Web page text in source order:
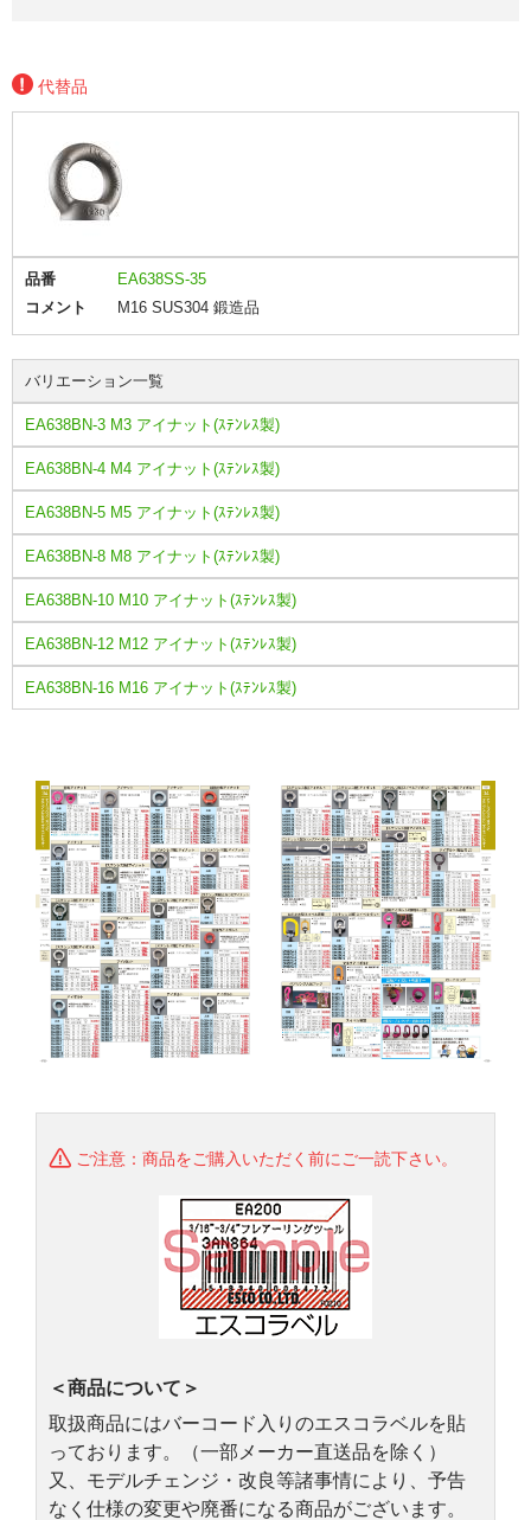
代替品
品番
EA638SS-35
コメント
M16 SUS304 鍛造品
バリエーション一覧
EA638BN-3 M3 アイナット(ｽﾃﾝﾚｽ製)
EA638BN-4 M4 アイナット(ｽﾃﾝﾚｽ製)
EA638BN-5 M5 アイナット(ｽﾃﾝﾚｽ製)
EA638BN-8 M8 アイナット(ｽﾃﾝﾚｽ製)
EA638BN-10 M10 アイナット(ｽﾃﾝﾚｽ製)
EA638BN-12 M12 アイナット(ｽﾃﾝﾚｽ製)
EA638BN-16 M16 アイナット(ｽﾃﾝﾚｽ製)
ご注意：商品をご購入いただく前にご一読下さい。
＜商品について＞
取扱商品にはバーコード入りのエスコラベルを貼
っております。（一部メーカー直送品を除く）
又、モデルチェンジ・改良等諸事情により、予告
なく仕様の変更や廃番になる商品がございます。